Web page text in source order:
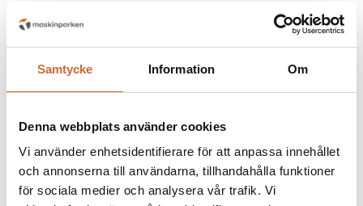
Samtycke Information Om
Denna webbplats använder cookies
Vi använder enhetsidentifierare för att anpassa innehållet
och annonserna till användarna, tillhandahålla funktioner
för sociala medier och analysera vår trafik. Vi
för ökad säkerhet och
hållbarhet.
Modellutbud
– Kompakt modell för lättare material och
BT4260SB1500 – Medelstor modell med utökad lastkapacitet.